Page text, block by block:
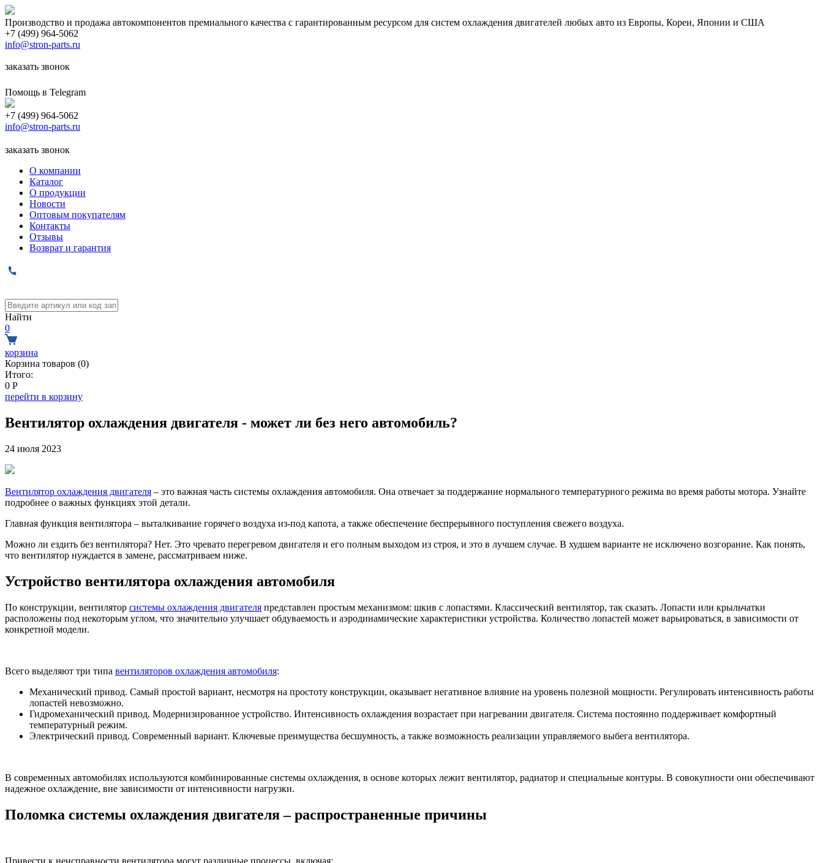
Производство и продажа автокомпонентов премиального качества с гарантированным ресурсом для систем охлаждения двигателей любых авто из Европы, Кореи, Японии и США
+7 (499) 964-5062
info@stron-parts.ru
заказать звонок
Помощь в Telegram
+7 (499) 964-5062
info@stron-parts.ru
заказать звонок
О компании
Каталог
О продукции
Новости
Оптовым покупателям
Контакты
Отзывы
Возврат и гарантия
Найти
0
корзина
Корзина товаров (0)
Итого:
0 Р
перейти в корзину
Вентилятор охлаждения двигателя - может ли без него автомобиль?
24 июля 2023
Вентилятор охлаждения двигателя – это важная часть системы охлаждения автомобиля. Она отвечает за поддержание нормального температурного режима во время работы мотора. Узнайте
подробнее о важных функциях этой детали.
Главная функция вентилятора – выталкивание горячего воздуха из-под капота, а также обеспечение беспрерывного поступления свежего воздуха.
Можно ли ездить без вентилятора? Нет. Это чревато перегревом двигателя и его полным выходом из строя, и это в лучшем случае. В худшем варианте не исключено возгорание. Как понять,
что вентилятор нуждается в замене, рассматриваем ниже.
Устройство вентилятора охлаждения автомобиля
По конструкции, вентилятор системы охлаждения двигателя представлен простым механизмом: шкив с лопастями. Классический вентилятор, так сказать. Лопасти или крыльчатки
расположены под некоторым углом, что значительно улучшает обдуваемость и аэродинамические характеристики устройства. Количество лопастей может варьироваться, в зависимости от
конкретной модели.
Всего выделяют три типа вентиляторов охлаждения автомобиля:
Механический привод. Самый простой вариант, несмотря на простоту конструкции, оказывает негативное влияние на уровень полезной мощности. Регулировать интенсивность работы
лопастей невозможно.
Гидромеханический привод. Модернизированное устройство. Интенсивность охлаждения возрастает при нагревании двигателя. Система постоянно поддерживает комфортный
температурный режим.
Электрический привод. Современный вариант. Ключевые преимущества бесшумность, а также возможность реализации управляемого выбега вентилятора.
В современных автомобилях используются комбинированные системы охлаждения, в основе которых лежит вентилятор, радиатор и специальные контуры. В совокупности они обеспечивают
надежное охлаждение, вне зависимости от интенсивности нагрузки.
Поломка системы охлаждения двигателя – распространенные причины